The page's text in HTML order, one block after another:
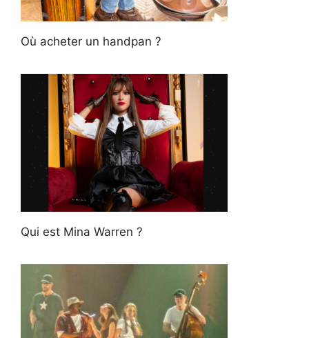
Où acheter un handpan ?
Qui est Mina Warren ?